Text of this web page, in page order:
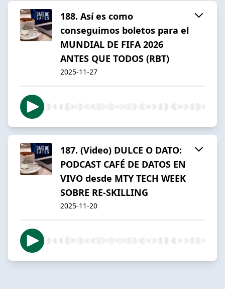
188. Así es como
conseguimos boletos para el
MUNDIAL DE FIFA 2026
ANTES QUE TODOS (RBT)
2025-11-27
187. (Video) DULCE O DATO:
PODCAST CAFÉ DE DATOS EN
VIVO desde MTY TECH WEEK
SOBRE RE-SKILLING
2025-11-20